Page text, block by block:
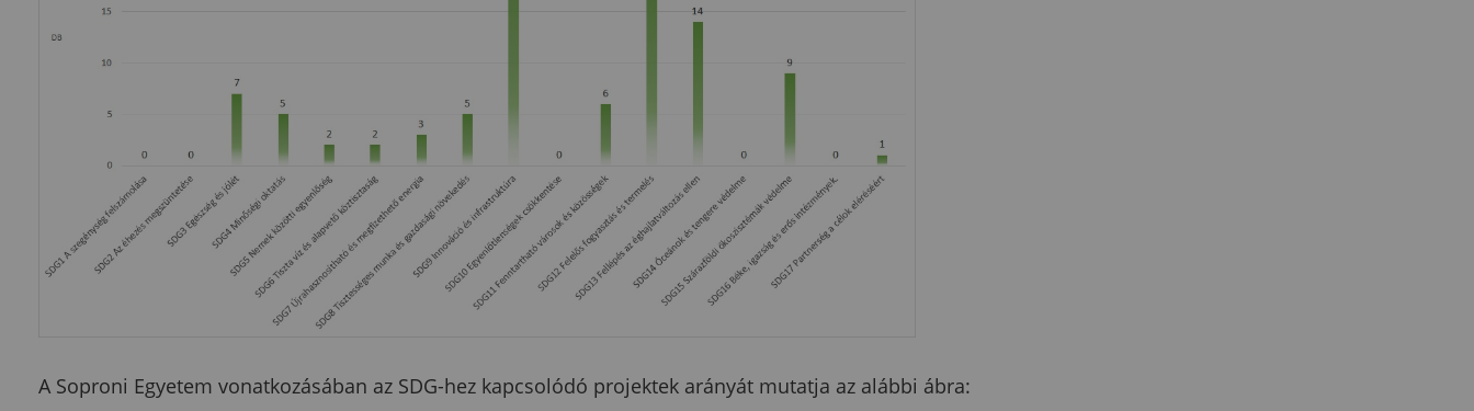
A Soproni Egyetem vonatkozásában az SDG-hez kapcsolódó projektek arányát mutatja az alábbi ábra: